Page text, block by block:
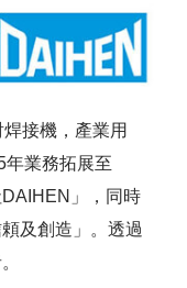
接機，產業用
年業務拓展至
」，同時
及創造」。透過